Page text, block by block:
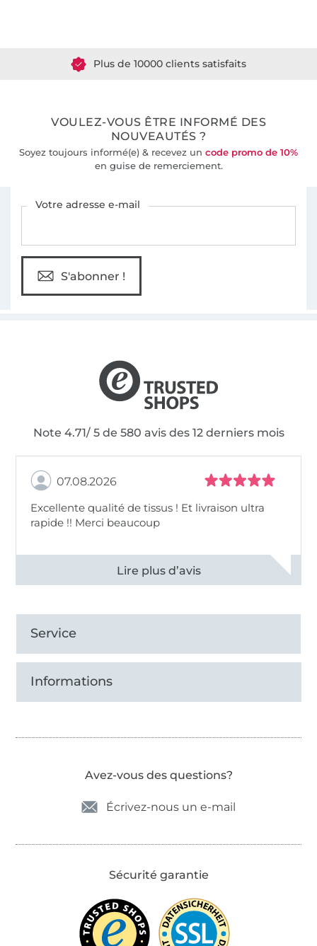
VOULEZ-VOUS ÊTRE INFORMÉ DES
NOUVEAUTÉS ?
Soyez toujours informé(e) & recevez un code promo de 10%
en guise de remerciement.
Votre adresse e-mail
S'abonner !
Note 4.71/ 5 de 580 avis des 12 derniers mois
07.08.2026
Excellente qualité de tissus ! Et livraison ultra
rapide !! Merci beaucoup
Voir tous les 11497 commentaires
Service
Informations
Avez-vous des questions?
Écrivez-nous un e-mail
Sécurité garantie